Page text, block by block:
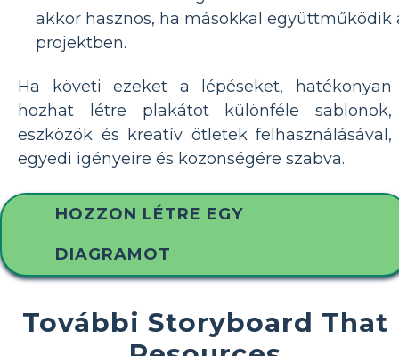
akkor hasznos, ha másokkal együttműködik
projektben.
Ha követi ezeket a lépéseket, hatékonyan
hozhat létre plakátot különféle sablonok,
eszközök és kreatív ötletek felhasználásával,
egyedi igényeire és közönségére szabva.
HOZZON LÉTRE EGY
DIAGRAMOT
További Storyboard That